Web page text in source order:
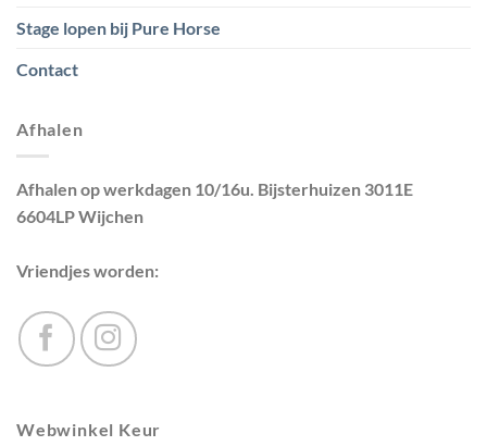
Stage lopen bij Pure Horse
Contact
Afhalen
Afhalen op werkdagen 10/16u. Bijsterhuizen 3011E
6604LP Wijchen
Vriendjes worden:
Webwinkel Keur